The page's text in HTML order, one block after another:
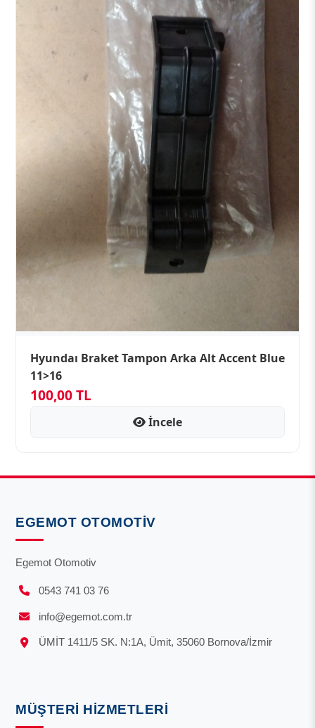
Hyundaı Braket Tampon Arka Alt Accent Blue
11>16
100,00 TL
İncele
EGEMOT OTOMOTIV
Egemot Otomotiv
0543 741 03 76
info@egemot.com.tr
ÜMİT 1411/5 SK. N:1A, Ümit, 35060 Bornova/İzmir
MÜŞTERI HIZMETLERI